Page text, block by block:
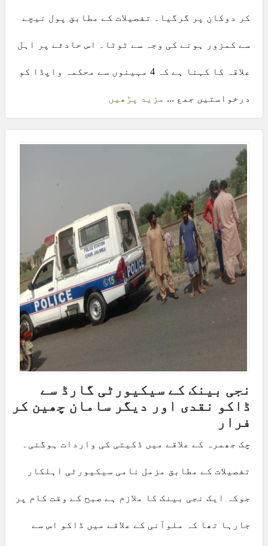
کر دوکان پر گرگیا۔ تفصیلات کے مطابق پول نیچے
سے کمزور ہونے کی وجہ سے ٹوٹا۔ اس حادثے پر اہل
علاقہ کا کہنا ہے کہ 4 مہینوں سے محکمہ واپڈا کو
درخواستیں جمع ... مزید پڑھیں
نجی بینک کے سیکیورٹی گارڈ سے
ڈاکو نقدی اور دیگر سامان چھین کر
فرار
چک جھمرہ کے علاقے میں ڈکیتی کی واردات ہوگئی۔
تفصیلات کے مطابق مزمل نامی سیکیورٹی اہلکار
جوکہ ایک نجی بینک کا ملازم ہے صبح کے وقت کام پر
جارہا تھا کہ ملوآنی کے علاقے میں ڈاکو اس سے